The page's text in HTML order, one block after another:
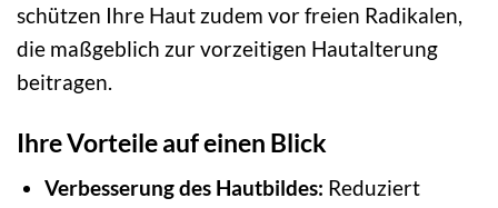
schützen Ihre Haut zudem vor freien Radikalen,
die maßgeblich zur vorzeitigen Hautalterung
beitragen.
Ihre Vorteile auf einen Blick
Verbesserung des Hautbildes: Reduziert